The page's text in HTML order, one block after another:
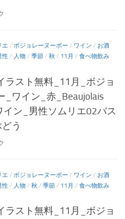
エ / ボジョレーヌーボー / ワイン / お酒
性 / 人物 / 季節 / 秋 / 11月 / 食べ物飲み
ラスト無料_11月_ボジョ
_ワイン_赤_Beaujolais
イン_男性ソムリエ02バス
う
エ / ボジョレーヌーボー / ワイン / お酒
性 / 人物 / 秋 / 季節 / 11月 / 食べ物飲み
ラスト無料_11月_ボジョ